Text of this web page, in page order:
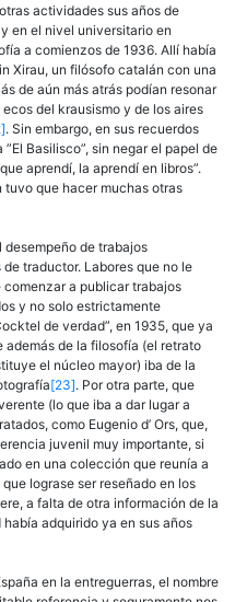
actividades sus años de
en el nivel universitario en
a comienzos de 1936. Allí había
Xirau, un filósofo catalán con una
de aún más atrás podían resonar
del krausismo y de los aires
. Sin embargo, en sus recuerdos
Basilisco”, sin negar el papel de
aprendí, la aprendí en libros”.
tuvo que hacer muchas otras
desempeño de trabajos
traductor. Labores que no le
a publicar trabajos
y no solo estrictamente
de verdad”, en 1935, que ya
de la filosofía (el retrato
el núcleo mayor) iba de la
[23]. Por otra parte, que
(lo que iba a dar lugar a
como Eugenio d’ Ors, que,
juvenil muy importante, si
en una colección que reunía a
lograse ser reseñado en los
a falta de otra información de la
adquirido ya en sus años
en la entreguerras, el nombre